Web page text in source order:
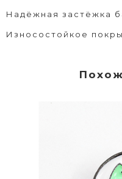
Надёжная застёжка
Износостойкое